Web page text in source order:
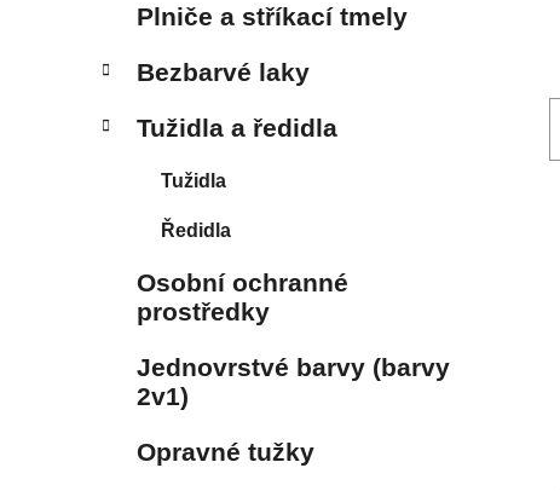
Plniče a stříkací tmely
Bezbarvé laky
Tužidla a ředidla
Tužidla
Ředidla
Osobní ochranné
prostředky
Jednovrstvé barvy (barvy
2v1)
Opravné tužky